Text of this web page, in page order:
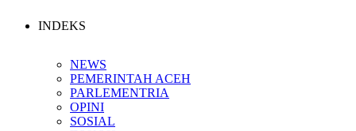
INDEKS
NEWS
PEMERINTAH ACEH
PARLEMENTRIA
OPINI
SOSIAL